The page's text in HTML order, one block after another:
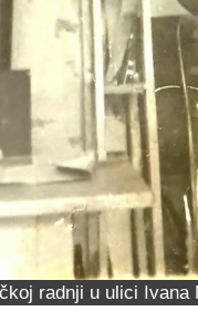
radnji u ulici